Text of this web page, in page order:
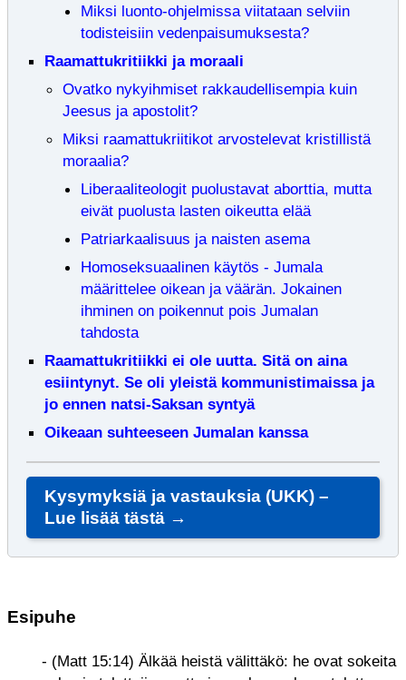
Miksi luonto-ohjelmissa viitataan selviin
todisteisiin vedenpaisumuksesta?
Raamattukritiikki ja moraali
Ovatko nykyihmiset rakkaudellisempia kuin
Jeesus ja apostolit?
Miksi raamattukriitikot arvostelevat kristillistä
moraalia?
Liberaaliteologit puolustavat aborttia, mutta
eivät puolusta lasten oikeutta elää
Patriarkaalisuus ja naisten asema
Homoseksuaalinen käytös - Jumala
määrittelee oikean ja väärän. Jokainen
ihminen on poikennut pois Jumalan
tahdosta
Raamattukritiikki ei ole uutta. Sitä on aina
esiintynyt. Se oli yleistä kommunistimaissa ja
jo ennen natsi-Saksan syntyä
Oikeaan suhteeseen Jumalan kanssa
Kysymyksiä ja vastauksia (UKK) –
Lue lisää tästä →
Esipuhe
- (Matt 15:14) Älkää heistä välittäkö: he ovat sokeita